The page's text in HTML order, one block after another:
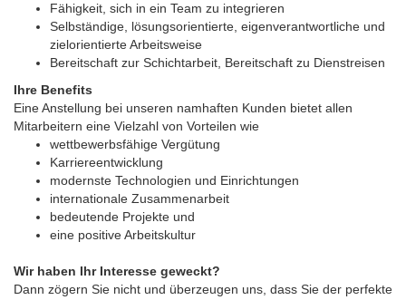
Fähigkeit, sich in ein Team zu integrieren
Selbständige, lösungsorientierte, eigenverantwortliche und
zielorientierte Arbeitsweise
Bereitschaft zur Schichtarbeit, Bereitschaft zu Dienstreisen
Ihre Benefits
Eine Anstellung bei unseren namhaften Kunden bietet allen
Mitarbeitern eine Vielzahl von Vorteilen wie
wettbewerbsfähige Vergütung
Karriereentwicklung
modernste Technologien und Einrichtungen
internationale Zusammenarbeit
bedeutende Projekte und
eine positive Arbeitskultur
Wir haben Ihr Interesse geweckt?
Dann zögern Sie nicht und überzeugen uns, dass Sie der perfekte